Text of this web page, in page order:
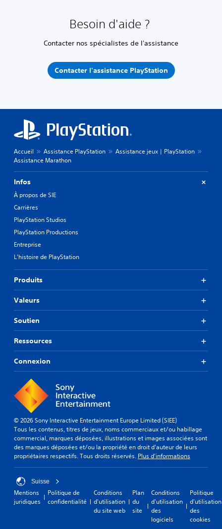
Besoin d'aide ?
Contacter nos spécialistes de l'assistance
Contacter l'assistance PlayStation
Accueil Assistance PlayStation
Assistance jeux | PlayStation
Assistance Marathon
Infos
À propos de SIE
Carrières
PlayStation Studios
PlayStation Productions
Entreprise
L'histoire de PlayStation
Produits
Valeurs
Soutien
Ressources
Connexion
© 2026 Sony Interactive Entertainment Europe Limited (SIEE)
Tous les contenus, titres de jeux, noms commerciaux et/ou habillage
commercial, marques déposées, illustrations et images associées sont
des marques déposées et/ou la propriété en droit d'auteur de leurs
propriétaires respectifs. Tous droits réservés. Plus d'informations
Suisse
Mentions
juridiques
Politique de
confidentialité
Conditions
d'utilisation
du site web
Plan
du
site
Conditions
d'utilisation
des
logiciels
Politique
d'utilisation
des
cookies